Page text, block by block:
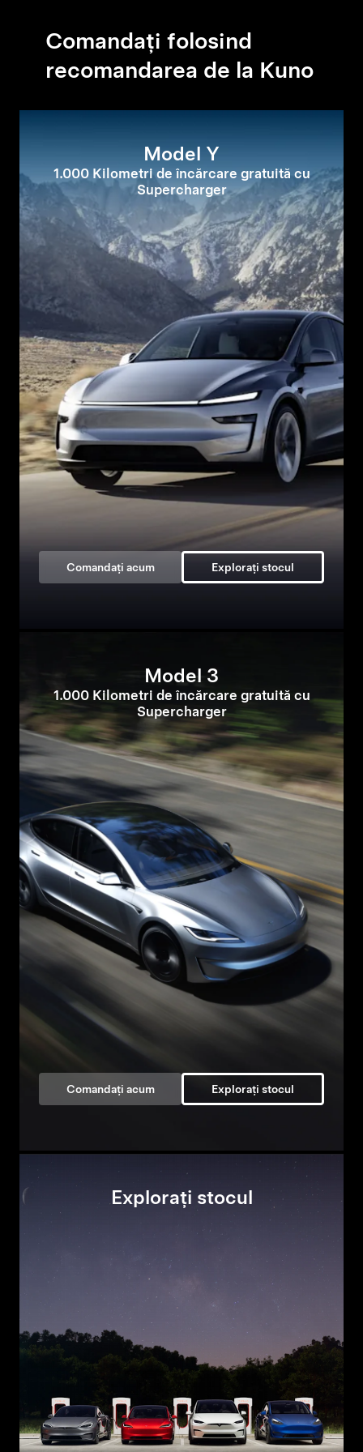
Comandați folosind
recomandarea de la Kuno
Model Y
1.000 Kilometri de încărcare gratuită cu
Supercharger
Comandați acum Explorați stocul
Model 3
1.000 Kilometri de încărcare gratuită cu
Supercharger
Comandați acum Explorați stocul
Explorați stocul